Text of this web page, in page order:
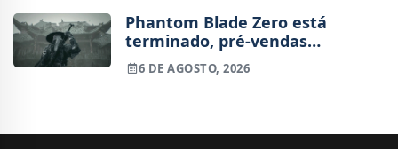
Phantom Blade Zero está
terminado, pré-vendas
começam na próxima semana
6 DE AGOSTO, 2026